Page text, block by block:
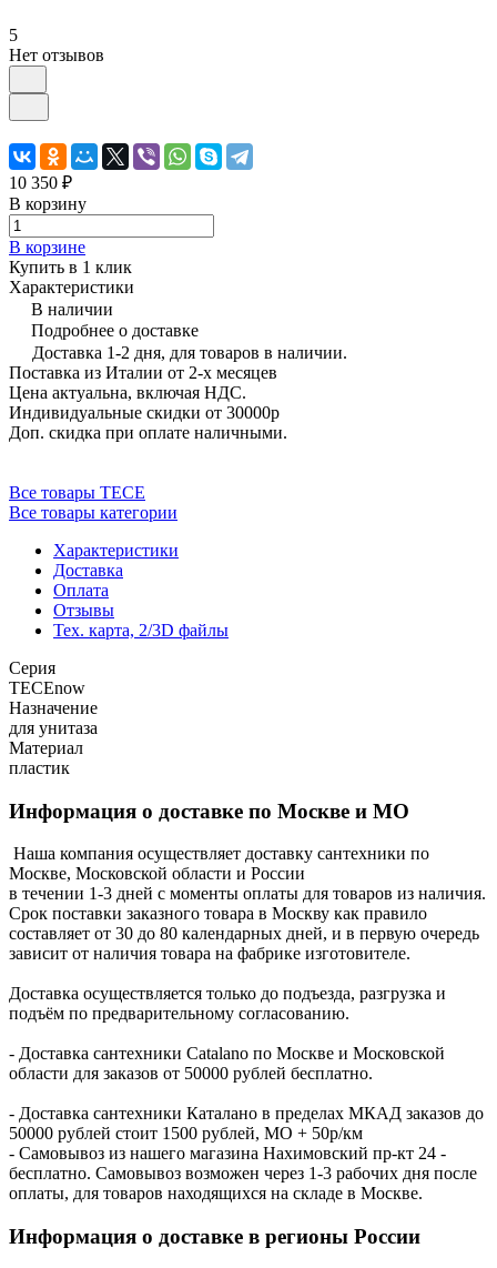
5
Нет отзывов
10 350 ₽
В корзину
В корзине
Купить в 1 клик
Характеристики
В наличии
Подробнее о доставке
Доставка 1-2 дня, для товаров в наличии.
Поставка из Италии от 2-х месяцев
Цена актуальна, включая НДС.
Индивидуальные скидки от 30000р
Доп. скидка при оплате наличными.
Все товары TECE
Все товары категории
Характеристики
Доставка
Оплата
Отзывы
Тех. карта, 2/3D файлы
Серия
TECEnow
Назначение
для унитаза
Материал
пластик
Информация о доставке по Москве и МО
Наша компания осуществляет доставку сантехники по
Москве, Московской области и России
в течении 1-3 дней с моменты оплаты для товаров из наличия.
Срок поставки заказного товара в Москву как правило
составляет от 30 до 80 календарных дней, и в первую очередь
зависит от наличия товара на фабрике изготовителе.
Доставка осуществляется только до подъезда, разгрузка и
подъём по предварительному согласованию.
- Доставка сантехники Catalano по Москве и Московской
области для заказов от 50000 рублей бесплатно.
- Доставка сантехники Каталано в пределах МКАД заказов до
50000 рублей стоит 1500 рублей, МО + 50р/км
- Самовывоз из нашего магазина Нахимовский пр-кт 24 -
бесплатно. Самовывоз возможен через 1-3 рабочих дня после
оплаты, для товаров находящихся на складе в Москве.
Информация о доставке в регионы России